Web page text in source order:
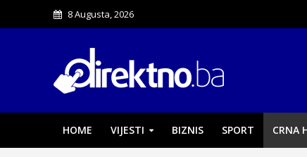
8 Augusta, 2026
HOME VIJESTI BIZNIS SPORT CRNA